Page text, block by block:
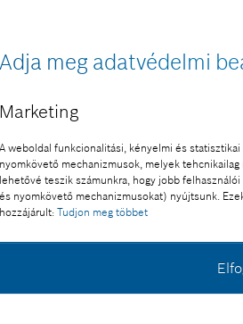
Adja meg adatvédelmi
Marketing
A weboldal funkcionalitási, kényelmi és
nyomkövető mechanizmusok, melyek
lehetővé teszik számunkra, hogy jobb
és nyomkövető mechanizmusokat) nyújtsunk.
hozzájárult: Tudjon meg többet